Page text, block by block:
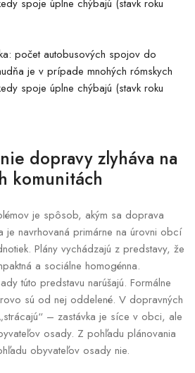
počet autobusových spojov do
je v prípade mnohých rómskych
spoje úplne chýbajú (stavk roku
dopravy zlyháva na
komunitách
je spôsob, akým sa doprava
je navrhovaná primárne na úrovni obcí
Plány vychádzajú z predstavy, že
a sociálne homogénna.
túto predstavu narúšajú. Formálne
sú od nej oddelené. V dopravných
– zastávka je síce v obci, ale
osady. Z pohľadu plánovania
obyvateľov osady nie.